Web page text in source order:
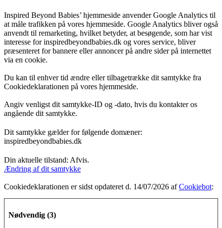
Inspired Beyond Babies’ hjemmeside anvender Google Analytics til
at måle trafikken på vores hjemmeside. Google Analytics bliver også
anvendt til remarketing, hvilket betyder, at besøgende, som har vist
interesse for inspiredbeyondbabies.dk og vores service, bliver
præsenteret for bannere eller annoncer på andre sider på internettet
via en cookie.
Du kan til enhver tid ændre eller tilbagetrække dit samtykke fra
Cookiedeklarationen på vores hjemmeside.
Angiv venligst dit samtykke-ID og -dato, hvis du kontakter os
angående dit samtykke.
Dit samtykke gælder for følgende domæner:
inspiredbeyondbabies.dk
Din aktuelle tilstand: Afvis.
Ændring af dit samtykke
Cookiedeklarationen er sidst opdateret d. 14/07/2026 afCookiebot:
Nødvendig (3)